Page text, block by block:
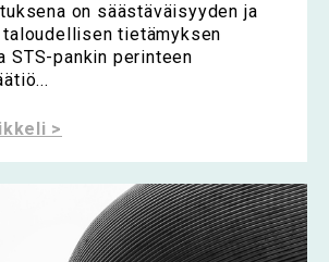
on säästäväisyyden ja
taloudellisen tietämyksen
STS-pankin perinteen
>